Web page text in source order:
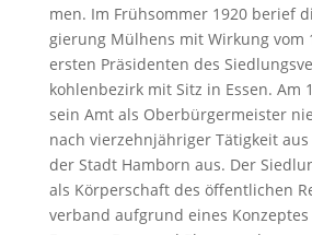
men. Im Früh­som­mer 1920 be­rief
gie­rung Mül­hens mit Wir­kung vom
ers­ten Prä­si­den­ten des
koh­len­be­zirk mit Sitz in Es­sen. Am
sein Amt als Oberbürger­meis­ter
nach vier­zehn­jäh­ri­ger Tä­tig­keit
der Stadt Ham­born aus. Der
als Kör­per­schaft des öf­fent­li­chen
ver­band auf­grund ei­nes